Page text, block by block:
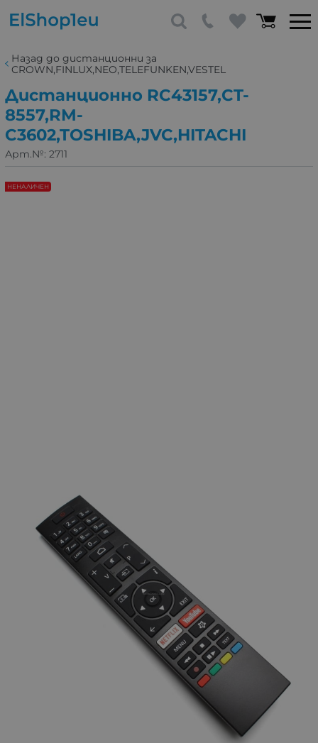
Назад до дистанционни за
CROWN,FINLUX,NEO,TELEFUNKEN,VESTEL
Дистанционно RC43157,CT-
8557,RM-
C3602,TOSHIBA,JVC,HITACHI
Арт.№: 2711
НЕНАЛИЧЕН